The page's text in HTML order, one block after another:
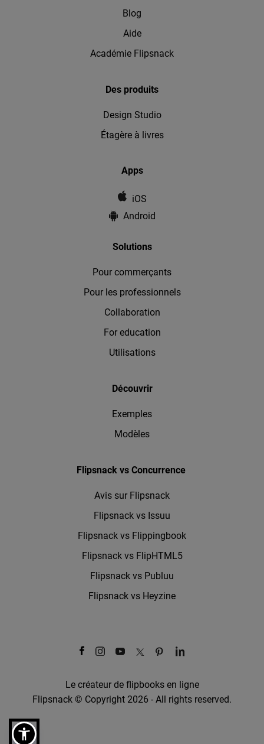
Blog
Aide
Académie Flipsnack
Des produits
Design Studio
Étagère à livres
Apps
iOS
Android
Solutions
Pour commerçants
Pour les professionnels
Collaboration
For education
Utilisations
Découvrir
Exemples
Modèles
Flipsnack vs Concurrence
Avis sur Flipsnack
Flipsnack vs Issuu
Flipsnack vs Flippingbook
Flipsnack vs FlipHTML5
Flipsnack vs Publuu
Flipsnack vs Heyzine
Le créateur de flipbooks en ligne
Flipsnack © Copyright 2026 - All rights reserved.